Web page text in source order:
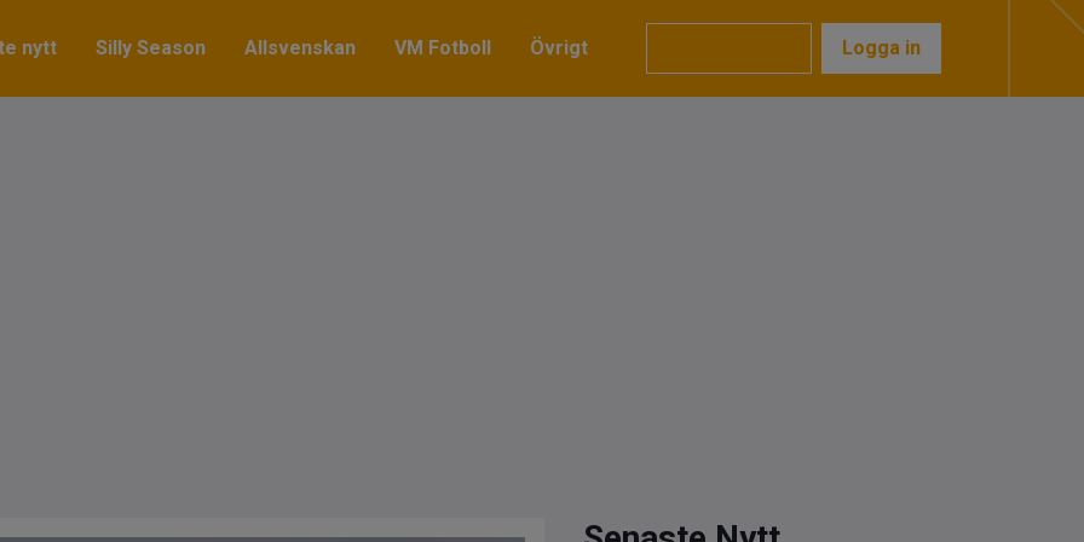
nytt Silly Season Allsvenskan VM Fotboll Övrigt Logga in